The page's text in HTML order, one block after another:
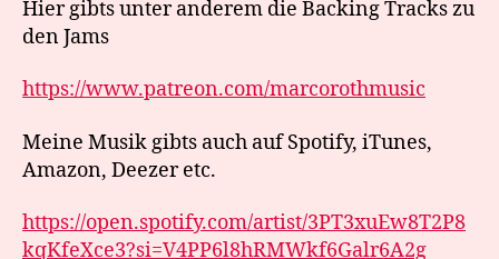
Hier gibts unter anderem die Backing Tracks zu
den Jams
https://www.patreon.com/marcorothmusic
Meine Musik gibts auch auf Spotify, iTunes,
Amazon, Deezer etc.
https://open.spotify.com/artist/3PT3xuEw8T2P8
kqKfeXce3?si=V4PP6l8hRMWkf6Galr6A2g